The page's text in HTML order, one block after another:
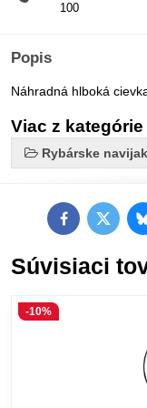
100
Popis
Náhradná hlboká
Viac z kategórie
Rybárske
FacebookTwitter
Súvisiaci
-10%